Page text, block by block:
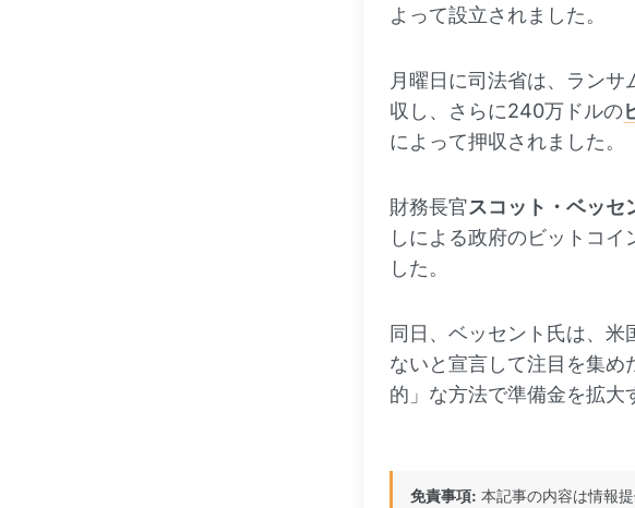
よって設立されました。
月曜日に司法省は、ランサ
収し、さらに240万ドルの
によって押収されました。
財務長官スコット・ベッセ
しによる政府のビットコイ
した。
同日、ベッセント氏は、
ないと宣言して注目を集め
的」な方法で準備金を拡大
免責事項: 本記事の内容は情報